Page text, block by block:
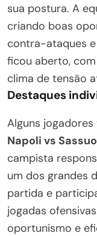
sua postura. A
criando boas
contra-ataques
ficou aberto,
clima de tensão
Destaques
Alguns
Napoli vs
campista
um dos grandes
partida e
jogadas
oportunismo e